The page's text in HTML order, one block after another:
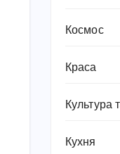
Космос
Краса
Культура
Кухня